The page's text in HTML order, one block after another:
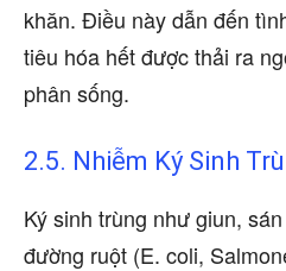
khăn. Điều này dẫn đến
tiêu hóa hết được thải ra
phân sống.
2.5. Nhiễm Ký Sinh
Ký sinh trùng như giun,
đường ruột (E. coli,